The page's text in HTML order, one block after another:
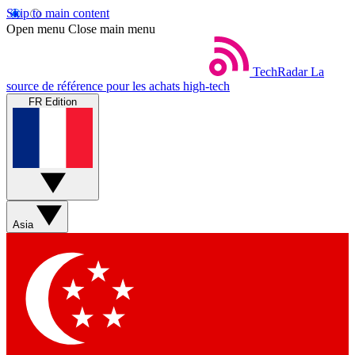
Skip to main content
Open menu Close main menu
TechRadar La
source de référence pour les achats high-tech
FR Edition
Asia